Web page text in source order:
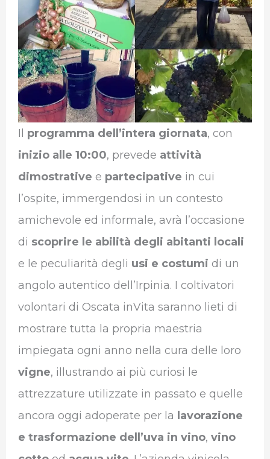
Il programma dell’intera giornata, con
inizio alle 10:00, prevede attività
dimostrative e partecipative in cui
l’ospite, immergendosi in un contesto
amichevole ed informale, avrà l’occasione
di scoprire le abilità degli abitanti locali
e le peculiarità degli usi e costumi di un
angolo autentico dell’Irpinia. I coltivatori
volontari di Oscata inVita saranno lieti di
mostrare tutta la propria maestria
impiegata ogni anno nella cura delle loro
vigne, illustrando ai più curiosi le
attrezzature utilizzate in passato e quelle
ancora oggi adoperate per la lavorazione
e trasformazione dell’uva in vino, vino